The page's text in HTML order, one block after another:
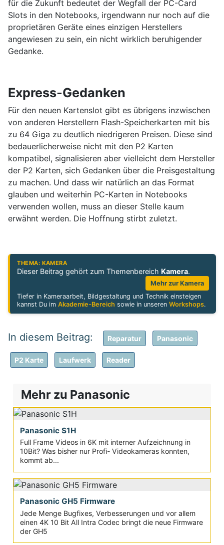
für die Zukunft bedeutet der Wegfall der PC-Card
Slots in den Notebooks, irgendwann nur noch auf die
proprietären Geräte eines einzigen Herstellers
angewiesen zu sein, ein nicht wirklich beruhigender
Gedanke.
Express-Gedanken
Für den neuen Kartenslot gibt es übrigens inzwischen
von anderen Herstellern Flash-Speicherkarten mit bis
zu 64 Giga zu deutlich niedrigeren Preisen. Diese sind
bedauerlicherweise nicht mit den P2 Karten
kompatibel, signalisieren aber vielleicht dem Hersteller
der P2 Karten, sich Gedanken über die Preisgestaltung
zu machen. Und dass wir natürlich an das Format
glauben und weiterhin PC-Karten in Notebooks
verwenden wollen, muss an dieser Stelle kaum
erwähnt werden. Die Hoffnung stirbt zuletzt.
THEMA: KAMERA
Dieser Beitrag gehört zum Themenbereich Kamera.
Mehr zur Kamera
Tiefer in Kameraarbeit, Bildgestaltung und Technik einsteigen
kannst Du imAkademie-Bereich sowie in unserenWorkshops.
Reparatur Panasonic
P2 Karte Laufwerk Reader
Mehr zu Panasonic
Panasonic S1H
Full Frame Videos in 6K mit interner Aufzeichnung in
10Bit? Was bisher nur Profi- Videokameras konnten,
kommt ab...
Panasonic GH5 Firmware
Jede Menge Bugfixes, Verbesserungen und vor allem
einen 4K 10 Bit All Intra Codec bringt die neue Firmware
der GH5